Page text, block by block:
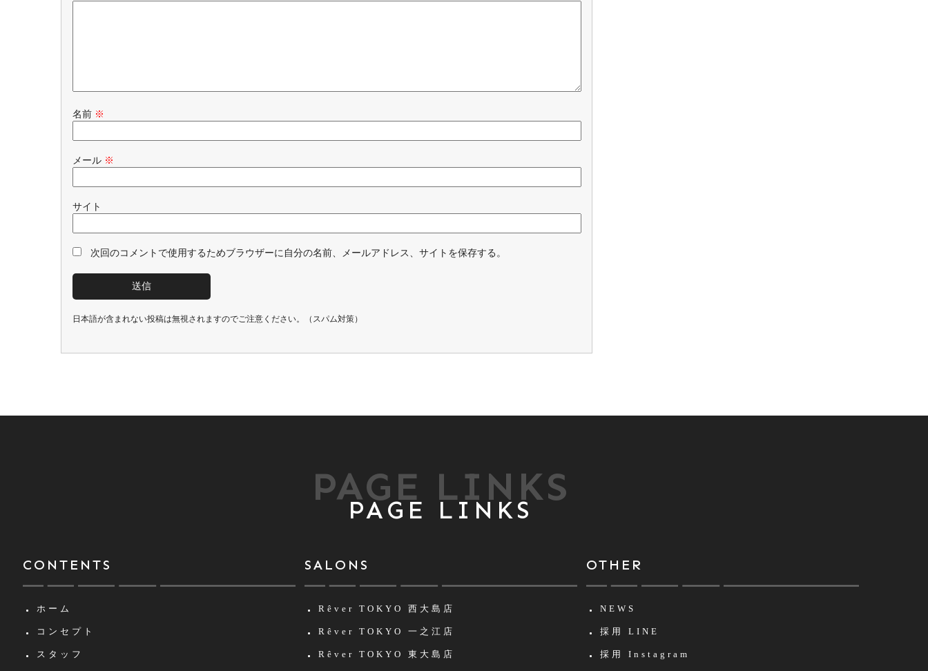
名前 ※
メール ※
サイト
次回のコメントで使用するためブラウザーに自分の名前、メールアドレス、サイトを保存する。
日本語が含まれない投稿は無視されますのでご注意ください。（スパム対策）
PAGE LINKS
PAGE LINKS
CONTENTS
ホーム
コンセプト
スタッフ
SALONS
Rêver TOKYO 西大島店
Rêver TOKYO 一之江店
Rêver TOKYO 東大島店
OTHER
NEWS
採用 LINE
採用 Instagram